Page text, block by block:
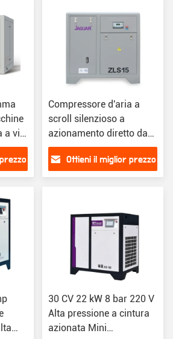
a vite
di
Compressore d'aria a
scroll silenzioso a
azionamento diretto da
15 CV per applicazioni
pesantiOttieni il miglior prezzo
30 CV 22 kW 8 bar 220 V
Alta pressione a cintura
azionata Mini